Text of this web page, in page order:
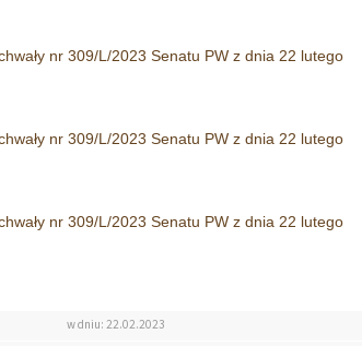
nr 309/L/2023 Senatu PW z dnia 22 lutego
nr 309/L/2023 Senatu PW z dnia 22 lutego
nr 309/L/2023 Senatu PW z dnia 22 lutego
w dniu: 22.02.2023